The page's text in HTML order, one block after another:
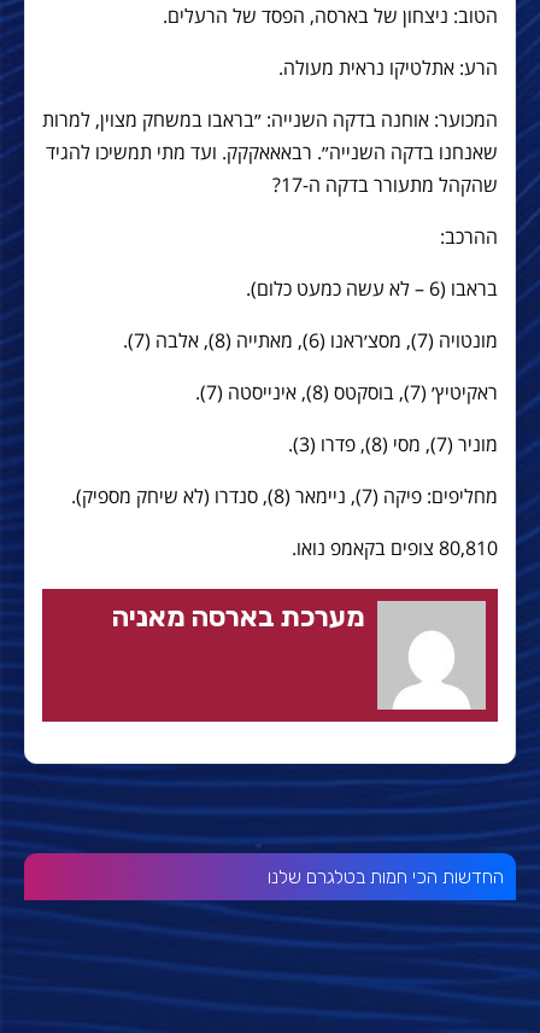
הטוב: ניצחון של בארסה, הפסד של הרעלים.
הרע: אתלטיקו נראית מעולה.
המכוער: אוחנה בדקה השנייה: ״בראבו במשחק מצוין, למרות
שאנחנו בדקה השנייה״. רבאאאקקק. ועד מתי תמשיכו להגיד
שהקהל מתעורר בדקה ה-17?
ההרכב:
בראבו (6 – לא עשה כמעט כלום).
מונטויה (7), מסצ׳ראנו (6), מאתייה (8), אלבה (7).
ראקיטיץ׳ (7), בוסקטס (8), אינייסטה (7).
מוניר (7), מסי (8), פדרו (3).
מחליפים: פיקה (7), ניימאר (8), סנדרו (לא שיחק מספיק).
80,810 צופים בקאמפ נואו.
מערכת בארסה מאניה
החדשות הכי חמות בטלגרם שלנו